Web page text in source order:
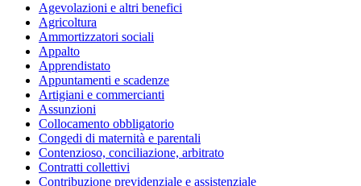
Agevolazioni e altri benefici
Agricoltura
Ammortizzatori sociali
Appalto
Apprendistato
Appuntamenti e scadenze
Artigiani e commercianti
Assunzioni
Collocamento obbligatorio
Congedi di maternità e parentali
Contenzioso, conciliazione, arbitrato
Contratti collettivi
Contribuzione previdenziale e assistenziale